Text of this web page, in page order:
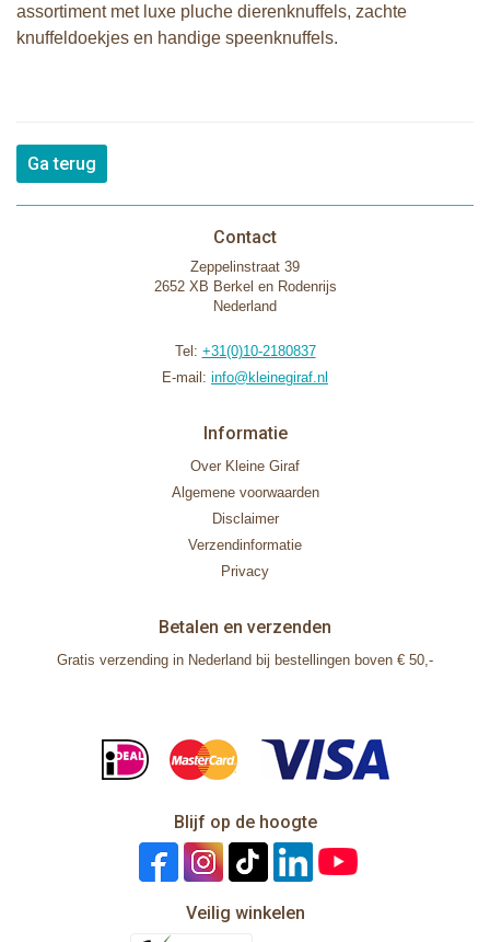
assortiment met luxe pluche dierenknuffels, zachte
knuffeldoekjes en handige speenknuffels.
Ga terug
Contact
Zeppelinstraat 39
2652 XB Berkel en Rodenrijs
Nederland
Tel: +31(0)10-2180837
E-mail: info@kleinegiraf.nl
Informatie
Over Kleine Giraf
Algemene voorwaarden
Disclaimer
Verzendinformatie
Privacy
Betalen en verzenden
Gratis verzending in Nederland bij bestellingen boven € 50,-
Blijf op de hoogte
Veilig winkelen